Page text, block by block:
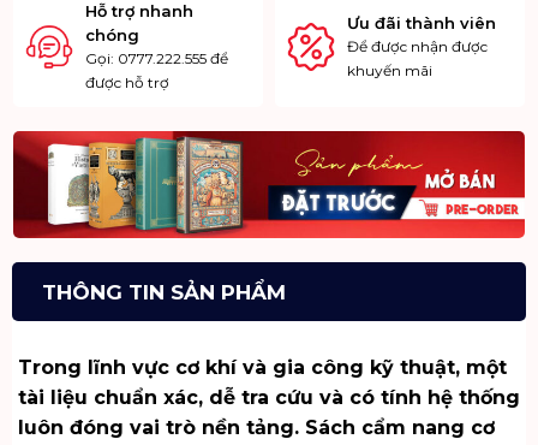
Hỗ trợ nhanh
chóng
Gọi: 0777.222.555 để
được hỗ trợ
Ưu đãi thành viên
Để được nhận được
khuyến mãi
THÔNG TIN SẢN PHẨM
Trong lĩnh vực cơ khí và gia công kỹ thuật, một
tài liệu chuẩn xác, dễ tra cứu và có tính hệ thống
luôn đóng vai trò nền tảng. Sách cẩm nang cơ